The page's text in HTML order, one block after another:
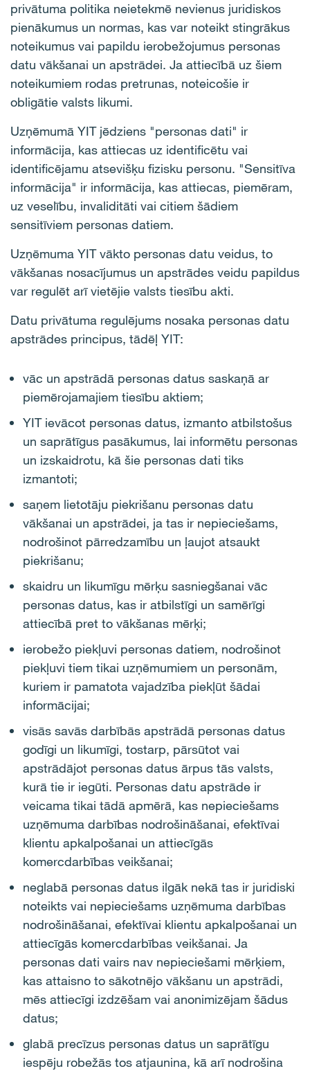
privātuma politika neietekmē nevienus juridiskos
pienākumus un normas, kas var noteikt stingrākus
noteikumus vai papildu ierobežojumus personas
datu vākšanai un apstrādei. Ja attiecībā uz šiem
noteikumiem rodas pretrunas, noteicošie ir
obligātie valsts likumi.
Uzņēmumā YIT jēdziens "personas dati" ir
informācija, kas attiecas uz identificētu vai
identificējamu atsevišķu fizisku personu. "Sensitīva
informācija" ir informācija, kas attiecas, piemēram,
uz veselību, invaliditāti vai citiem šādiem
sensitīviem personas datiem.
Uzņēmuma YIT vākto personas datu veidus, to
vākšanas nosacījumus un apstrādes veidu papildus
var regulēt arī vietējie valsts tiesību akti.
Datu privātuma regulējums nosaka personas datu
apstrādes principus, tādēļ YIT:
vāc un apstrādā personas datus saskaņā ar
piemērojamajiem tiesību aktiem;
YIT ievācot personas datus, izmanto atbilstošus
un saprātīgus pasākumus, lai informētu personas
un izskaidrotu, kā šie personas dati tiks
izmantoti;
saņem lietotāju piekrišanu personas datu
vākšanai un apstrādei, ja tas ir nepieciešams,
nodrošinot pārredzamību un ļaujot atsaukt
piekrišanu;
skaidru un likumīgu mērķu sasniegšanai vāc
personas datus, kas ir atbilstīgi un samērīgi
attiecībā pret to vākšanas mērķi;
ierobežo piekļuvi personas datiem, nodrošinot
piekļuvi tiem tikai uzņēmumiem un personām,
kuriem ir pamatota vajadzība piekļūt šādai
informācijai;
visās savās darbībās apstrādā personas datus
godīgi un likumīgi, tostarp, pārsūtot vai
apstrādājot personas datus ārpus tās valsts,
kurā tie ir iegūti. Personas datu apstrāde ir
veicama tikai tādā apmērā, kas nepieciešams
uzņēmuma darbības nodrošināšanai, efektīvai
klientu apkalpošanai un attiecīgās
komercdarbības veikšanai;
neglabā personas datus ilgāk nekā tas ir juridiski
noteikts vai nepieciešams uzņēmuma darbības
nodrošināšanai, efektīvai klientu apkalpošanai un
attiecīgās komercdarbības veikšanai. Ja
personas dati vairs nav nepieciešami mērķiem,
kas attaisno to sākotnējo vākšanu un apstrādi,
mēs attiecīgi izdzēšam vai anonimizējam šādus
datus;
glabā precīzus personas datus un saprātīgu
iespēju robežās tos atjaunina, kā arī nodrošina